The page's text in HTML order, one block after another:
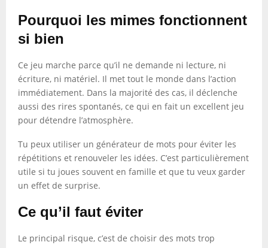
Pourquoi les mimes fonctionnent
si bien
Ce jeu marche parce qu’il ne demande ni lecture, ni
écriture, ni matériel. Il met tout le monde dans l’action
immédiatement. Dans la majorité des cas, il déclenche
aussi des rires spontanés, ce qui en fait un excellent jeu
pour détendre l’atmosphère.
Tu peux utiliser un générateur de mots pour éviter les
répétitions et renouveler les idées. C’est particulièrement
utile si tu joues souvent en famille et que tu veux garder
un effet de surprise.
Ce qu’il faut éviter
Le principal risque, c’est de choisir des mots trop